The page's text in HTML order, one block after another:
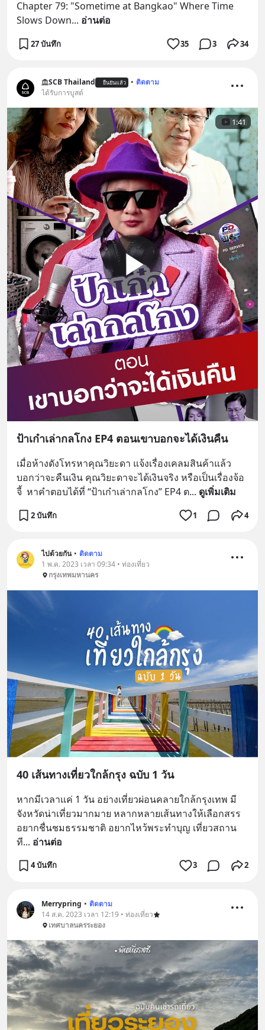
Chapter 79: "Sometime at Bangkao" Where Time
Slows Down... อ่านต่อ
27 บันทึก 35 3 34
SCB Thailand ยืนยันแล้ว • ติดตาม
ได้รับการบูสต์
1:41
ป้าเก๋าเล่ากลโกง EP4 ตอนเขาบอกจะได้เงินคืน
เมื่อห้างดังโทรหาคุณวิยะดา แจ้งเรื่องเคลมสินค้าแล้ว
บอกว่าจะคืนเงิน คุณวิยะดาจะได้เงินจริง หรือเป็นเรื่องจ้อ
จี้  หาคำตอบได้ที่ “ป้าเก๋าเล่ากลโกง” EP4 ต... ดูเพิ่มเติม
2 บันทึก 1 4
ไปด้วยกัน • ติดตาม
1 พ.ค. 2023 เวลา 09:34 • ท่องเที่ยว
กรุงเทพมหานคร
40 เส้นทางเที่ยวใกล้กรุง ฉบับ 1 วัน
หากมีเวลาแค่ 1 วัน อย่างเที่ยวผ่อนคลายใกล้กรุงเทพ มี
จังหวัดน่าเที่ยวมากมาย หลากหลายเส้นทางให้เลือกสรร
อยากชื่นชมธรรมชาติ อยากไหว้พระทำบุญ เที่ยวสถาน
ที... อ่านต่อ
4 บันทึก 3 2
Merrypring • ติดตาม
14 ส.ค. 2023 เวลา 12:19 • ท่องเที่ยว
เทศบาลนครระยอง